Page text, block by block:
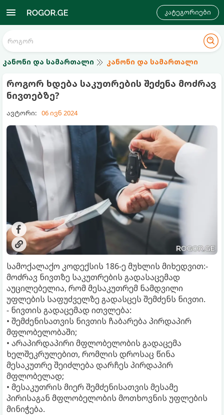
კატეგორიები
კანონი და სამართალი კანონი და სამართალი
როგორ ხდება საკუთრების შეძენა მოძრავ
ნივთებზე?
ავტორი: 06 ივნ 2024
სამოქალაქო კოდექსის 186-ე მუხლის მიხედვით:-
მოძრავ ნივთზე საკუთრების გადასაცემად
აუცილებელია, რომ მესაკუთრემ ნამდვილი
უფლების საფუძველზე გადასცეს შემძენს ნივთი.
- ნივთის გადაცემად ითვლება:
• შემძენისათვის ნივთის ჩაბარება პირდაპირ
მფლობელობაში;
• არაპირდაპირი მფლობელობის გადაცემა
ხელშეკრულებით, რომლის დროსაც წინა
მესაკუთრე შეიძლება დარჩეს პირდაპირ
მფლობელად;
• მესაკუთრის მიერ შემძენისათვის მესამე
პირისაგან მფლობელობის მოთხოვნის უფლების
მინიჭება.